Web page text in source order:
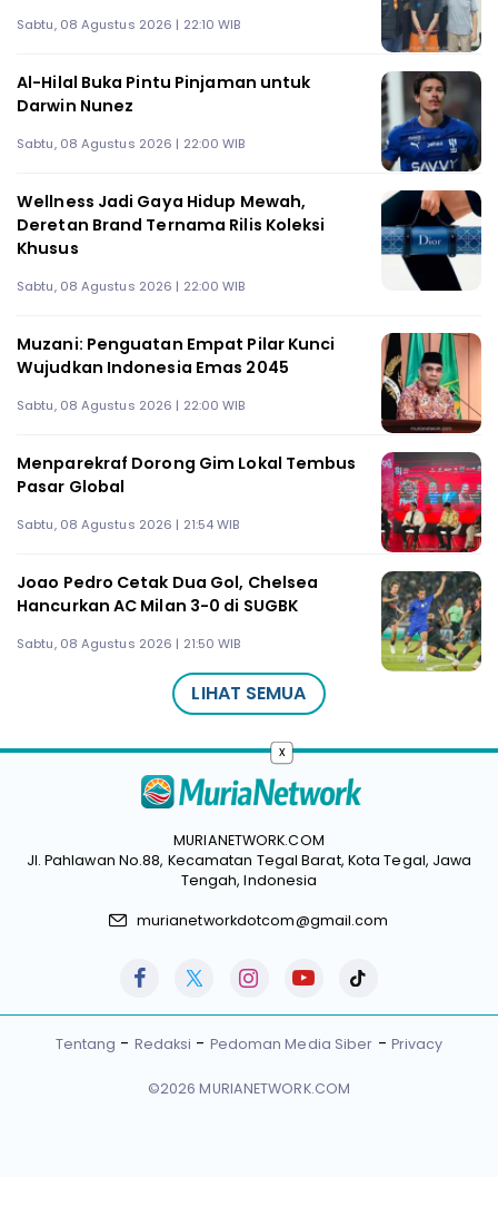
Sabtu, 08 Agustus 2026 | 22:10 WIB
Al-Hilal Buka Pintu Pinjaman untuk
Darwin Nunez
Sabtu, 08 Agustus 2026 | 22:00 WIB
Wellness Jadi Gaya Hidup Mewah,
Deretan Brand Ternama Rilis Koleksi
Khusus
Sabtu, 08 Agustus 2026 | 22:00 WIB
Muzani: Penguatan Empat Pilar Kunci
Wujudkan Indonesia Emas 2045
Sabtu, 08 Agustus 2026 | 22:00 WIB
Menparekraf Dorong Gim Lokal Tembus
Pasar Global
Sabtu, 08 Agustus 2026 | 21:54 WIB
Joao Pedro Cetak Dua Gol, Chelsea
Hancurkan AC Milan 3-0 di SUGBK
Sabtu, 08 Agustus 2026 | 21:50 WIB
LIHAT SEMUA
MURIANETWORK.COM
Jl. Pahlawan No.88, Kecamatan Tegal Barat, Kota Tegal, Jawa
Tengah, Indonesia
murianetworkdotcom@gmail.com
Tentang Redaksi Pedoman Media Siber Privacy
©2026 MURIANETWORK.COM
x